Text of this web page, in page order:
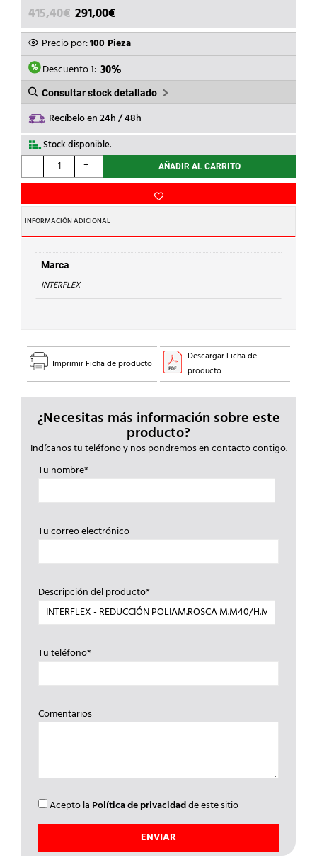
415,40€ EL
PRECIO
ORIGINAL
ERA:
415,40€.
291,00€
PRECIO
ACTUAL
ES:
291,00€.
Precio por:100 Pieza
Descuento 1: 30%
Consultar stock detallado
Recíbelo en 24h / 48h
Stock disponible.
-
INTERFLEX
-
POLIAM.ROSCA
M.M40/H.M32
cantidad
+ AÑADIR AL CARRITO
INFORMACIÓN ADICIONAL
Marca
INTERFLEX
Imprimir Ficha de producto
Descargar Ficha de
producto
¿Necesitas más información sobre este
producto?
Indícanos tu teléfono y nos pondremos en contacto contigo.
Tu nombre*
Tu correo electrónico
Descripción del producto*
Tu teléfono*
Comentarios
Acepto la Política de privacidadde este sitio